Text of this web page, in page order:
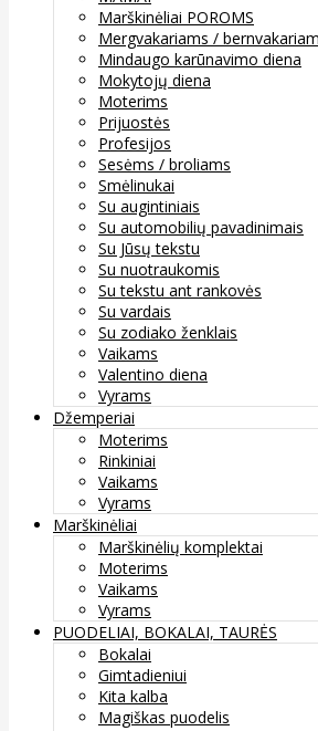
Marškinėliai POROMS
Mergvakariams /
Mindaugo karūnavimo diena
Mokytojų diena
Moterims
Prijuostės
Profesijos
Sesėms / broliams
Smėlinukai
Su augintiniais
Su automobilių pavadinimais
Su Jūsų tekstu
Su nuotraukomis
Su tekstu ant rankovės
Su vardais
Su zodiako ženklais
Vaikams
Valentino diena
Vyrams
Džemperiai
Moterims
Rinkiniai
Vaikams
Vyrams
Marškinėliai
Marškinėlių komplektai
Moterims
Vaikams
Vyrams
PUODELIAI, BOKALAI, TAURĖS
Bokalai
Gimtadieniui
Kita kalba
Magiškas puodelis